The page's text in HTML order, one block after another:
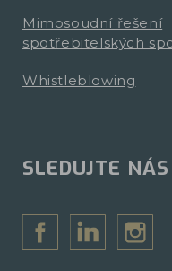
Mimosoudní řešení
spotřebitelských
Whistleblowing
SLEDUJTE NÁS